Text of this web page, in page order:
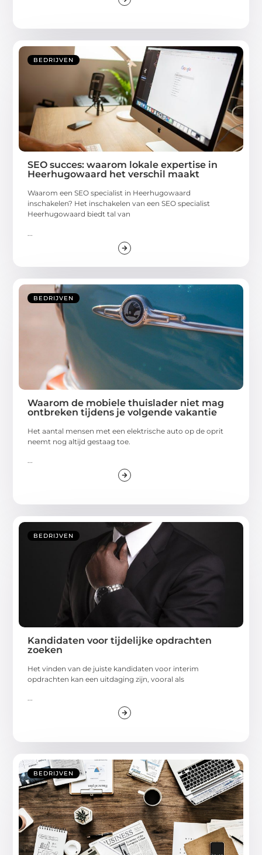
BEDRIJVEN
SEO succes: waarom lokale expertise in
Heerhugowaard het verschil maakt
Waarom een SEO specialist in Heerhugowaard
inschakelen? Het inschakelen van een SEO specialist
Heerhugowaard biedt tal van
BEDRIJVEN
Waarom de mobiele thuislader niet mag
ontbreken tijdens je volgende vakantie
Het aantal mensen met een elektrische auto op de oprit
neemt nog altijd gestaag toe.
...
BEDRIJVEN
Kandidaten voor tijdelijke opdrachten
zoeken
Het vinden van de juiste kandidaten voor interim
opdrachten kan een uitdaging zijn, vooral als
...
BEDRIJVEN